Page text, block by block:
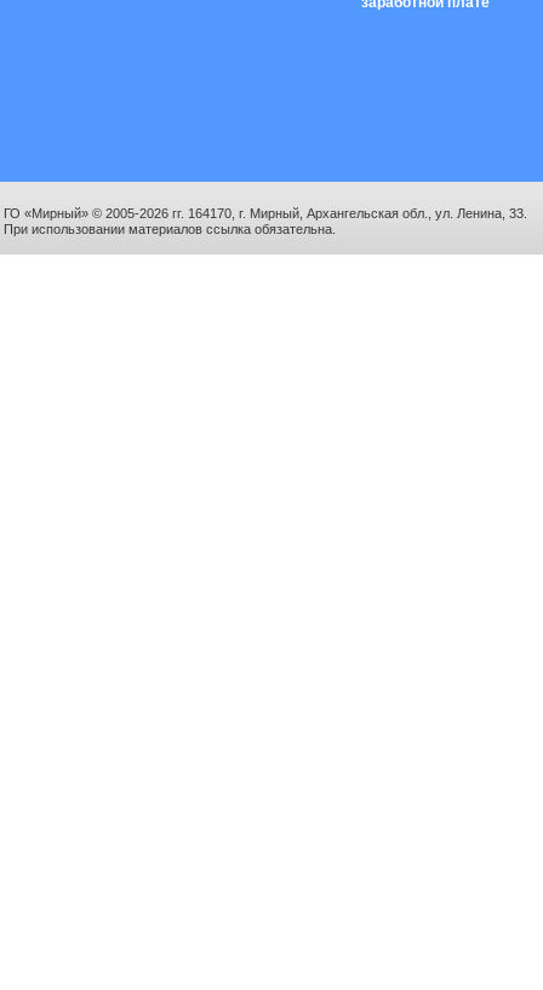
ГО «Мирный» © 2005-2026 гг. 164170, г. Мирный, Архангельская обл., ул. Ленина, 33.
При использовании материалов ссылка обязательна.